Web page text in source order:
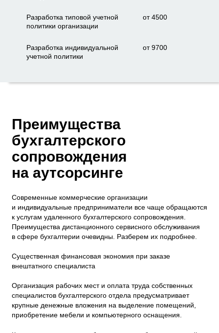
Разработка типовой учетной
политики организации
от 4500
Разработка индивидуальной
учетной политики
от 9700
Преимущества
бухгалтерского
сопровождения
на аутсорсинге
Современные коммерческие организации
и индивидуальные предприниматели все чаще обращаются
к услугам удаленного бухгалтерского сопровождения.
Преимущества дистанционного сервисного обслуживания
в сфере бухгалтерии очевидны. Разберем их подробнее.
Существенная финансовая экономия при заказе
внештатного специалиста
Организация рабочих мест и оплата труда собственных
специалистов бухгалтерского отдела предусматривает
крупные денежные вложения на выделение помещений,
приобретение мебели и компьютерного оснащения.